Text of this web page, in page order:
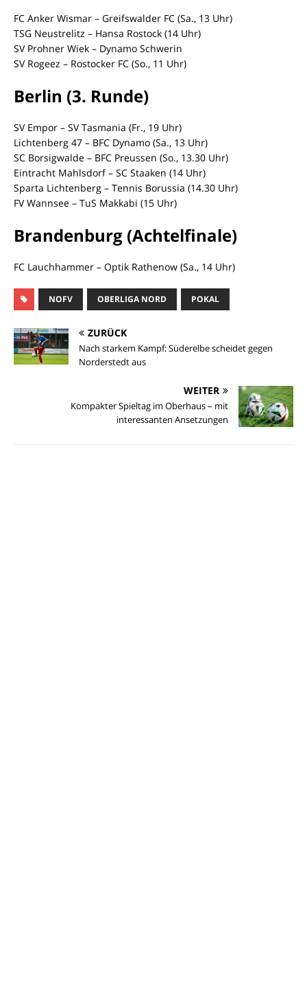
FC Anker Wismar – Greifswalder FC (Sa., 13 Uhr)
TSG Neustrelitz – Hansa Rostock (14 Uhr)
SV Prohner Wiek – Dynamo Schwerin
SV Rogeez – Rostocker FC (So., 11 Uhr)
Berlin (3. Runde)
SV Empor – SV Tasmania (Fr., 19 Uhr)
Lichtenberg 47 – BFC Dynamo (Sa., 13 Uhr)
SC Borsigwalde – BFC Preussen (So., 13.30 Uhr)
Eintracht Mahlsdorf – SC Staaken (14 Uhr)
Sparta Lichtenberg – Tennis Borussia (14.30 Uhr)
FV Wannsee – TuS Makkabi (15 Uhr)
Brandenburg (Achtelfinale)
FC Lauchhammer – Optik Rathenow (Sa., 14 Uhr)
NOFV OBERLIGA NORD POKAL
ZURÜCK
Nach starkem Kampf: Süderelbe scheidet gegen
Norderstedt aus
WEITER
Kompakter Spieltag im Oberhaus – mit
interessanten Ansetzungen